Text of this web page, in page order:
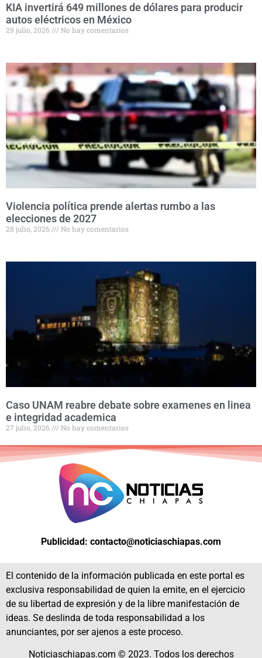
KIA invertirá 649 millones de dólares para producir
autos eléctricos en México
29 julio, 2026 No hay comentarios
Violencia política prende alertas rumbo a las
elecciones de 2027
28 julio, 2026 No hay comentarios
Caso UNAM reabre debate sobre examenes en linea
e integridad academica
27 julio, 2026 No hay comentarios
Publicidad: contacto@noticiaschiapas.com
El contenido de la información publicada en este portal es
exclusiva responsabilidad de quien la emite, en el ejercicio
de su libertad de expresión y de la libre manifestación de
ideas. Se deslinda de toda responsabilidad a los
anunciantes, por ser ajenos a este proceso.
Noticiaschiapas.com © 2023. Todos los derechos